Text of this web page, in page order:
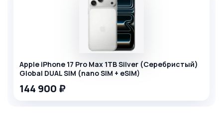
Apple iPhone 17 Pro Max 1TB Silver (Серебристый)
Global DUAL SIM (nano SIM + eSIM)
144 900 ₽